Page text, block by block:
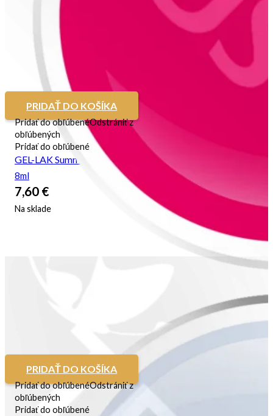
PRIDAŤ DO KOŠÍKA
Pridať do obľúbenéOdstrániť z
obľúbených
Pridať do obľúbené
GEL-LAK Summer Crush
8ml
7,60 €
Na sklade
PRIDAŤ DO KOŠÍKA
Pridať do obľúbenéOdstrániť z
obľúbených
Pridať do obľúbené